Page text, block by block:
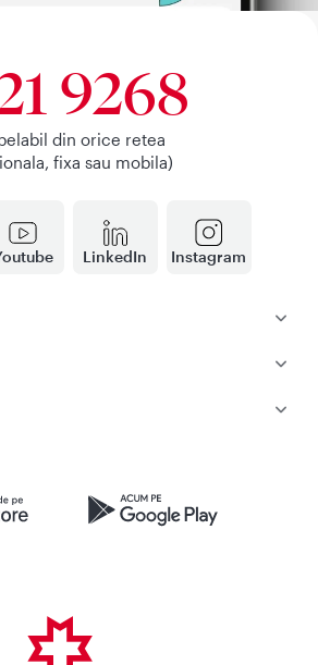
LinkedIn Instagram
9268
din orice retea
fixa sau mobila)